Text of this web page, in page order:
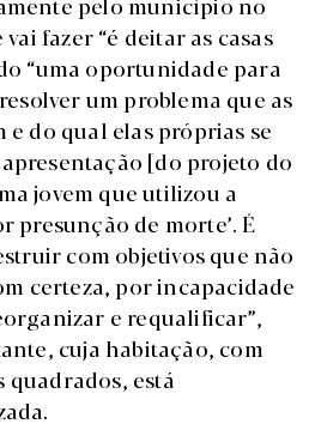
fazer “é deitar as casas
“uma oportunidade para
um problema que as
do qual elas próprias se
[do projeto do
jovem que utilizou a
presunção de morte’. É
com objetivos que não
certeza, por incapacidade
e requalificar”,
cuja habitação, com
quadrados, está